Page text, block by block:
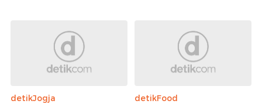
detikJogja
detikFood